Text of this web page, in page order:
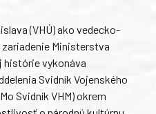
(VHÚ) ako vedecko-
Ministerstva
histórie vykonáva
Svidník Vojenského
Svidník VHM) okrem